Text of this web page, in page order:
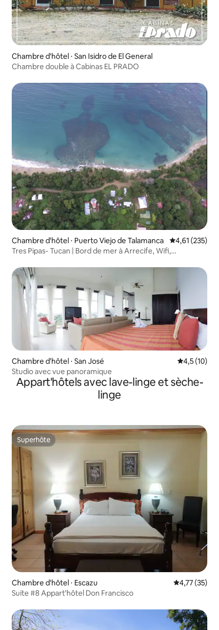
Chambre d'hôtel ⋅ San Isidro de El General
Chambre double à Cabinas EL PRADO
Chambre d'hôtel ⋅ Puerto Viejo de Talamanca Évaluation
4,61 (235)
Tres Pipas- Tucan | Bord de mer à Arrecife, Wifi,
Chambre d'hôtel ⋅ San José Évaluation
4,5 (10)
Studio avec vue panoramique
Appart'hôtels avec lave-linge et sèche-
linge
Superhôte
Superhôte
Chambre d'hôtel ⋅ Escazu Évaluation
4,77 (35)
Suite #8 Appart'hôtel Don Francisco